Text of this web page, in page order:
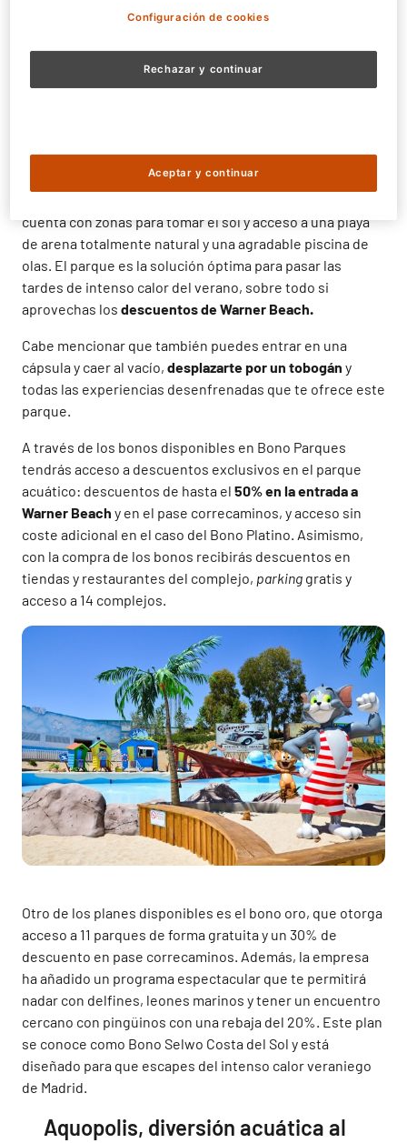
los visitantes a nuevos mundos.
Este parque tiene características que lo hacen único,
con la participación de los personajes y
cuenta con zonas para tomar el sol y acceso a una playa
de arena totalmente natural y una agradable piscina de
olas. El parque es la solución óptima para pasar las
tardes de intenso calor del verano, sobre todo si
aprovechas los descuentos de Warner Beach.
Cabe mencionar que también puedes entrar en una
cápsula y caer al vacío, desplazarte por un tobogán y
todas las experiencias desenfrenadas que te ofrece este
parque.
A través de los bonos disponibles en Bono Parques
tendrás acceso a descuentos exclusivos en el parque
acuático: descuentos de hasta el 50% en la entrada a
Warner Beach y en el pase correcaminos, y acceso sin
coste adicional en el caso del Bono Platino. Asimismo,
con la compra de los bonos recibirás descuentos en
tiendas y restaurantes del complejo, parking gratis y
acceso a 14 complejos.
Otro de los planes disponibles es el bono oro, que otorga
acceso a 11 parques de forma gratuita y un 30% de
descuento en pase correcaminos. Además, la empresa
ha añadido un programa espectacular que te permitirá
nadar con delfines, leones marinos y tener un encuentro
cercano con pingüinos con una rebaja del 20%. Este plan
se conoce como Bono Selwo Costa del Sol y está
diseñado para que escapes del intenso calor veraniego
de Madrid.
Aquopolis, diversión acuática al
Configuración de cookies
Rechazar y continuar
Aceptar y continuar